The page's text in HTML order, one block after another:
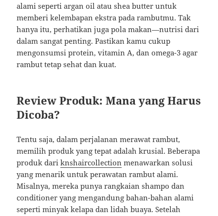
alami seperti argan oil atau shea butter untuk
memberi kelembapan ekstra pada rambutmu. Tak
hanya itu, perhatikan juga pola makan—nutrisi dari
dalam sangat penting. Pastikan kamu cukup
mengonsumsi protein, vitamin A, dan omega-3 agar
rambut tetap sehat dan kuat.
Review Produk: Mana yang Harus
Dicoba?
Tentu saja, dalam perjalanan merawat rambut,
memilih produk yang tepat adalah krusial. Beberapa
produk dariknshaircollection menawarkan solusi
yang menarik untuk perawatan rambut alami.
Misalnya, mereka punya rangkaian shampo dan
conditioner yang mengandung bahan-bahan alami
seperti minyak kelapa dan lidah buaya. Setelah